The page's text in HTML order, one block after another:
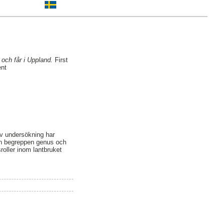
får i Uppland. First
undersökning har
begreppen genus och
inom lantbruket